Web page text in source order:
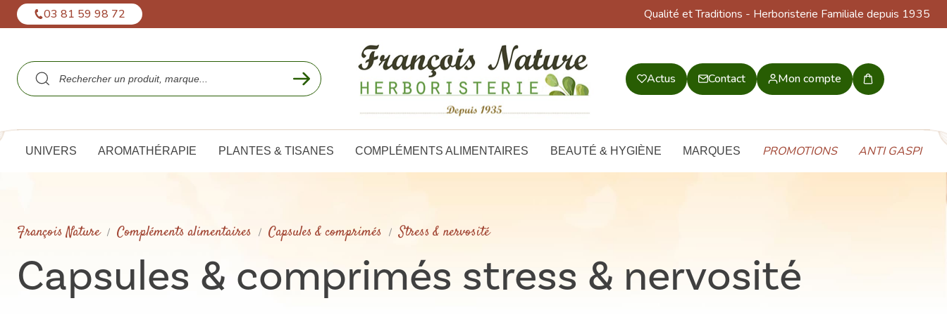
03 81 59 98 72 Qualité et Traditions - Herboristerie Familiale depuis 1935
Actus Contact Mon compte
Mon
UNIVERS AROMATHÉRAPIE PLANTES & TISANES COMPLÉMENTS ALIMENTAIRES BEAUTÉ & HYGIÈNE MARQUES PROMOTIONS ANTI GASPI
François Nature Compléments alimentaires Capsules & comprimés Stress & nervosité
Capsules & comprimés stress & nervosité
Panneau de gestion des cookies